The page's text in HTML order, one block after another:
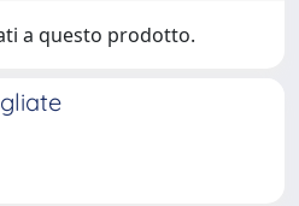
a questo prodotto.